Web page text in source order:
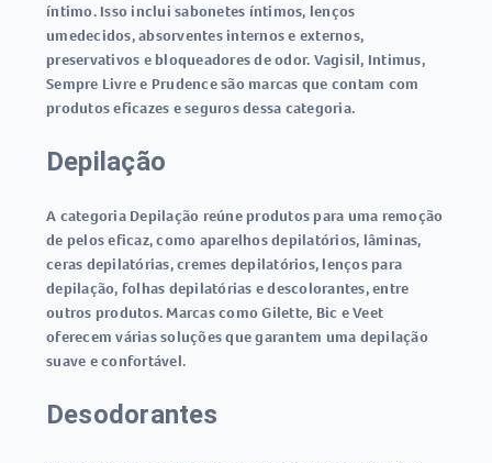
íntimo. Isso inclui sabonetes íntimos, lenços
umedecidos, absorventes internos e externos,
preservativos e bloqueadores de odor. Vagisil, Intimus,
Sempre Livre e Prudence são marcas que contam com
produtos eficazes e seguros dessa categoria.
Depilação
A categoria Depilação reúne produtos para uma remoção
de pelos eficaz, como aparelhos depilatórios, lâminas,
ceras depilatórias, cremes depilatórios, lenços para
depilação, folhas depilatórias e descolorantes, entre
outros produtos. Marcas como Gilette, Bic e Veet
oferecem várias soluções que garantem uma depilação
suave e confortável.
Desodorantes